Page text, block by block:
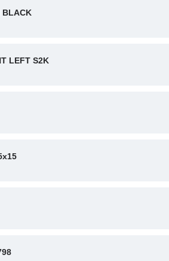
BLACK
LEFT S2K